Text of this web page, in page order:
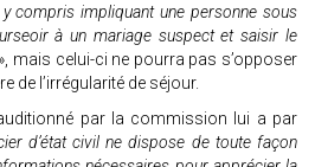
compris impliquant une personne sous
à un mariage suspect et saisir le
mais celui-ci ne pourra pas s’opposer
de l’irrégularité de séjour.
par la commission lui a par
d’état civil ne dispose de toute façon